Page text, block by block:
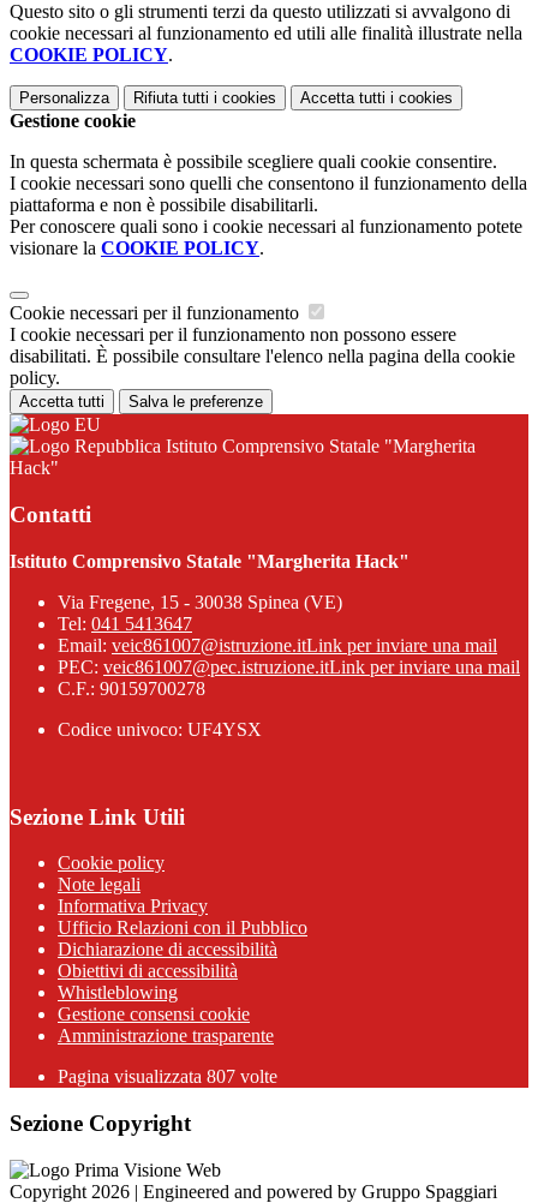
Questo sito o gli strumenti terzi da questo utilizzati si avvalgono di
cookie necessari al funzionamento ed utili alle finalità illustrate nella
COOKIE POLICY.
Personalizza Rifiuta tutti i cookies Accetta tutti i cookies
Gestione cookie
In questa schermata è possibile scegliere quali cookie consentire.
I cookie necessari sono quelli che consentono il funzionamento della
piattaforma e non è possibile disabilitarli.
Per conoscere quali sono i cookie necessari al funzionamento potete
visionare la COOKIE POLICY.
Cookie necessari per il funzionamento
I cookie necessari per il funzionamento non possono essere
disabilitati. È possibile consultare l'elenco nella pagina della cookie
policy.
Accetta tutti Salva le preferenze
Istituto Comprensivo Statale "Margherita
Hack"
Contatti
Istituto Comprensivo Statale "Margherita Hack"
Via Fregene, 15 - 30038 Spinea (VE)
Tel: 041 5413647
Email: veic861007@istruzione.itLink per inviare una mail
PEC: veic861007@pec.istruzione.itLink per inviare una mail
C.F.: 90159700278
Codice univoco: UF4YSX
Sezione Link Utili
Cookie policy
Note legali
Informativa Privacy
Ufficio Relazioni con il Pubblico
Dichiarazione di accessibilità
Obiettivi di accessibilità
Whistleblowing
Gestione consensi cookie
Amministrazione trasparente
Pagina visualizzata 807 volte
Sezione Copyright
Copyright 2026 | Engineered and powered by Gruppo Spaggiari